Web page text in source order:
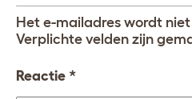
Het e-mailadres wordt
Verplichte velden zijn
Reactie *